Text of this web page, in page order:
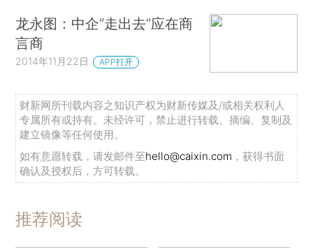
龙永图：中企“走出去”应在商
言商
2014年11月22日 APP打开
财新网所刊载内容之知识产权为财新传媒及/或相关权利人
专属所有或持有。未经许可，禁止进行转载、摘编、复制及
建立镜像等任何使用。
如有意愿转载，请发邮件至hello@caixin.com ，获得书面
确认及授权后，方可转载。
推荐阅读